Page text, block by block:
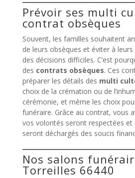
Prévoir ses multi
contrat obsèques
Souvent, les familles souhaitent
de leurs obsèques et éviter à
des décisions difficiles. C’est
des contrats obsèques. Ces
préparer les détails des multi
choix de la crémation ou de
cérémonie, et même les choix
funéraire. Grâce au contrat, vous
vos volontés seront respectées et
seront déchargés des soucis
Nos salons
Torreilles 66440